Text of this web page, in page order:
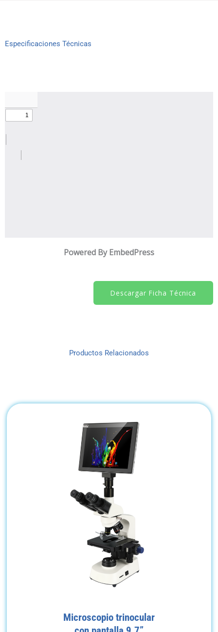
Especificaciones Técnicas
Powered By EmbedPress
Descargar Ficha Técnica
Productos Relacionados
Microscopio trinocular